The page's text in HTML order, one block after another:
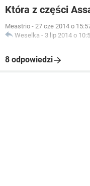
Która z części
Meastrio - 27 cze 2014 o
Weselka - 3 lip 2014 o
8 odpowiedzi